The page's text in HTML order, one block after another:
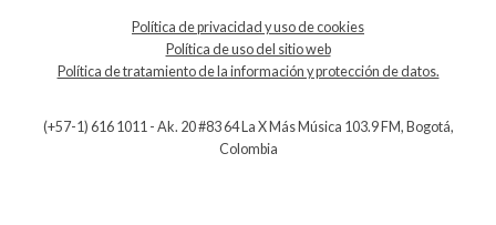
Política de privacidad y uso de cookies
Política de uso del sitio web
Política de tratamiento de la información y protección de datos.
(+57-1) 616 1011 - Ak. 20 #83 64 La X Más Música 103.9 FM, Bogotá,
Colombia